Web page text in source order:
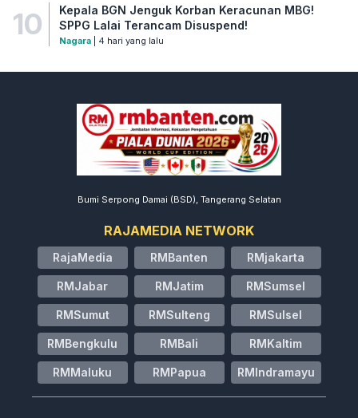
10
Kepala BGN Jenguk Korban Keracunan MBG!
SPPG Lalai Terancam Disuspend!
Nagara| 4 hari yang lalu
Bumi Serpong Damai (BSD), Tangerang Selatan
RAJAMEDIA NETWORK
RajaMedia RMBanten RMjakarta
RMJabar RMJatim RMSumsel
RMSumut RMSulteng RMSulsel
RMBengkulu RMBali RMKaltim
RMMaluku RMPapua RMIndramayu